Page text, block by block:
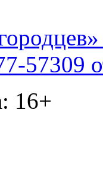
16+